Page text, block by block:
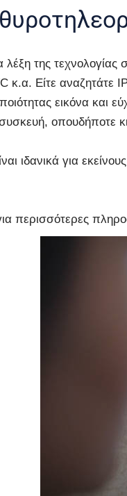
λέξη της
Είτε αναζητάτε
εικόνα και
οπουδήποτε
ιδανικά για
περισσότερες